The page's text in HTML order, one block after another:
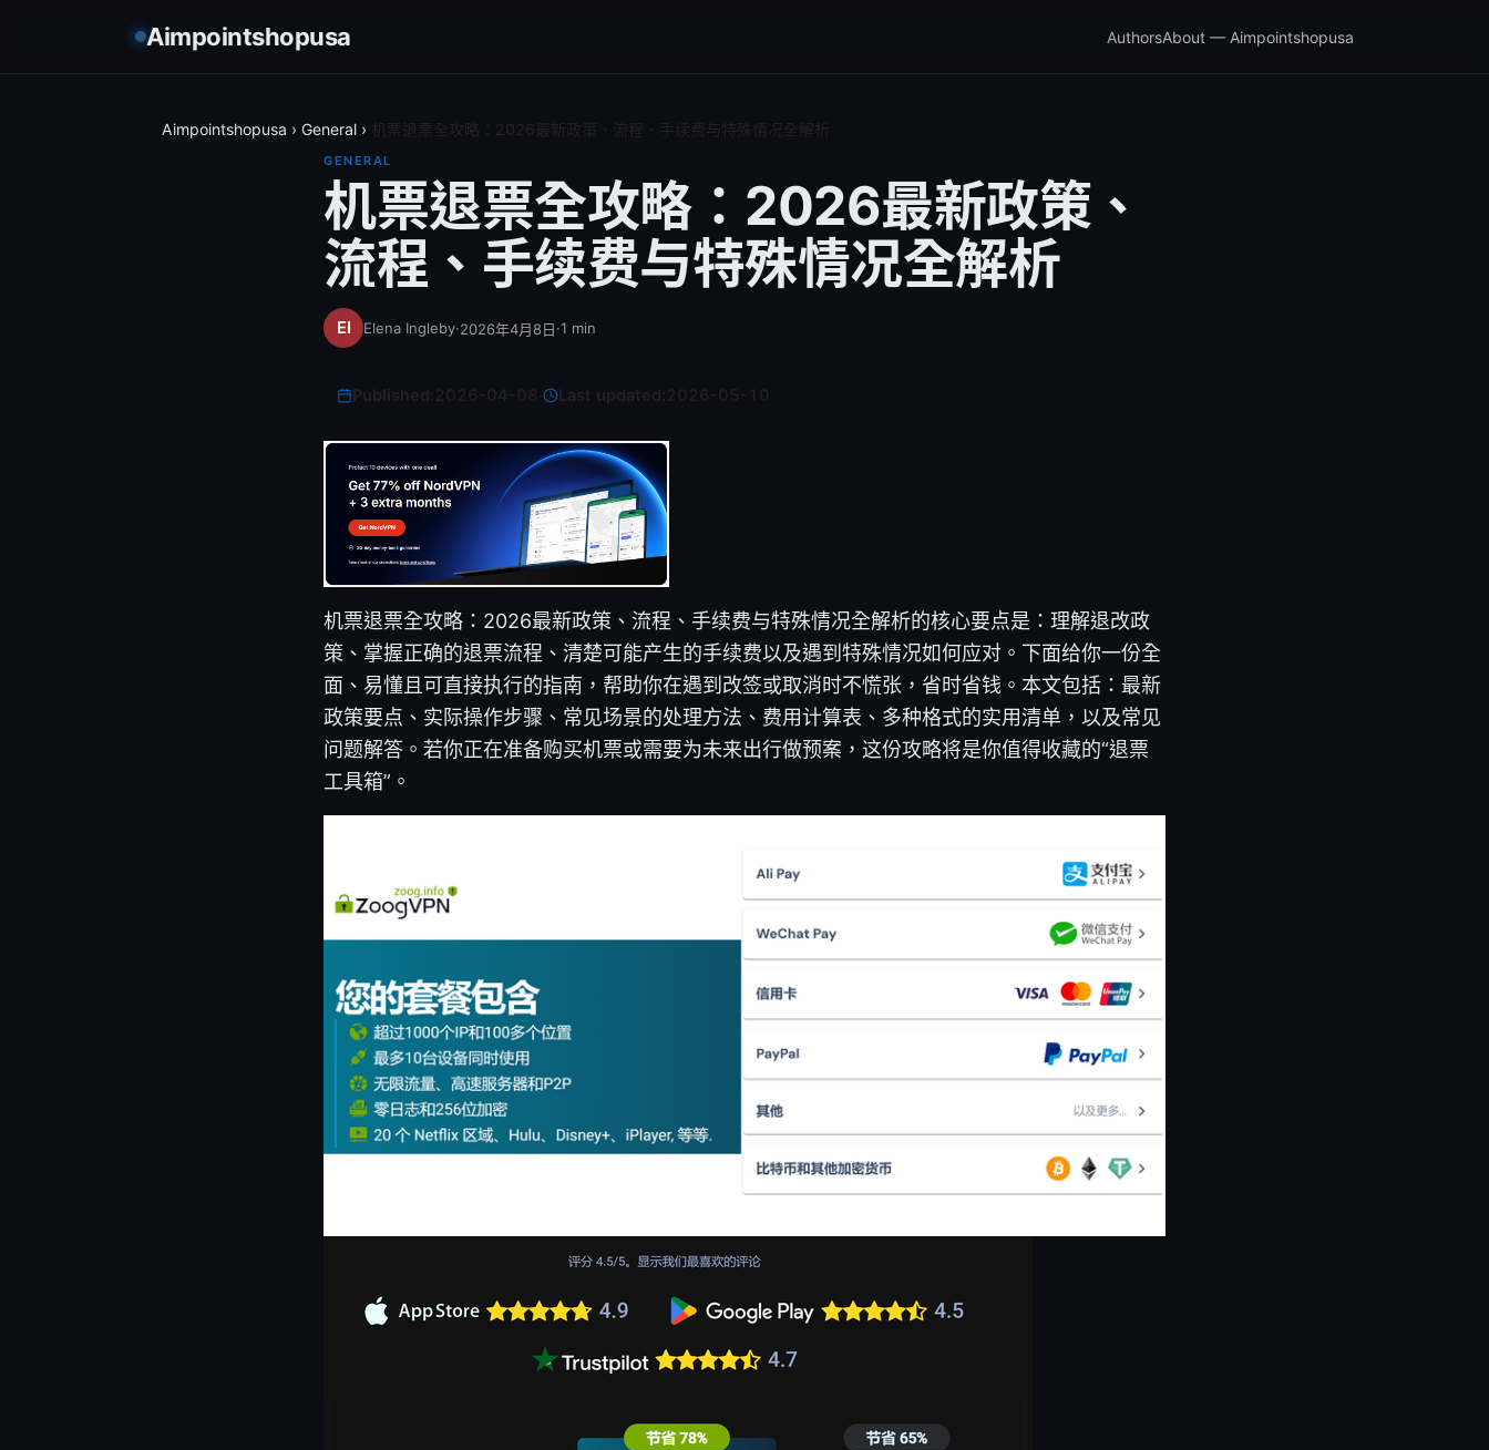
Aimpointshopusa AuthorsAbout — Aimpointshopusa
Aimpointshopusa › General ›
GENERAL
机票退票全攻略：2026最新政策、
流程、手续费与特殊情况全解析
Elena Ingleby·2026年4月8日·1 min
Last updated:
机票退票全攻略：2026最新政策、流程、手续费与特殊情况全解析的核心要点是：理解退改政
策、掌握正确的退票流程、清楚可能产生的手续费以及遇到特殊情况如何应对。下面给你一份全
面、易懂且可直接执行的指南，帮助你在遇到改签或取消时不慌张，省时省钱。本文包括：最新
政策要点、实际操作步骤、常见场景的处理方法、费用计算表、多种格式的实用清单，以及常见
问题解答。若你正在准备购买机票或需要为未来出行做预案，这份攻略将是你值得收藏的“退票
工具箱”。